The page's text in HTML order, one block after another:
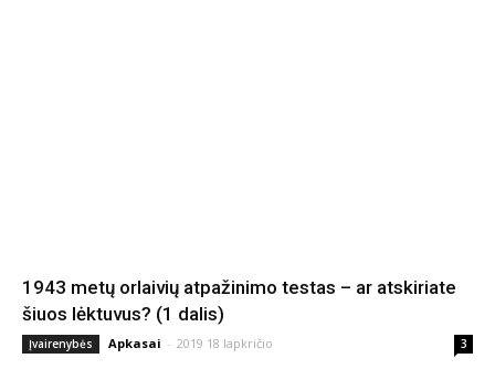
1943 metų orlaivių atpažinimo testas – ar atskiriate
šiuos lėktuvus? (1 dalis)
Įvairenybės Apkasai - 2019 18 lapkričio 3